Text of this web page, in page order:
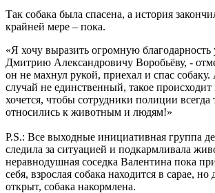
Так собака была спасена, а история
крайней мере – пока.
«Я хочу выразить огромную благодарность
Дмитрию Александровичу Воробьёву, -
он не махнул рукой, приехал и спас
случай не единственный, такое
хочется, чтобы сотрудники полиции
относились к животным и людям!»
​P.S.: Все выходные инициативная группа
следила за ситуацией и подкармливала
неравнодушная соседка Валентина пока
себя, взрослая собака находится в сарае, но
открыт, собака накормлена.